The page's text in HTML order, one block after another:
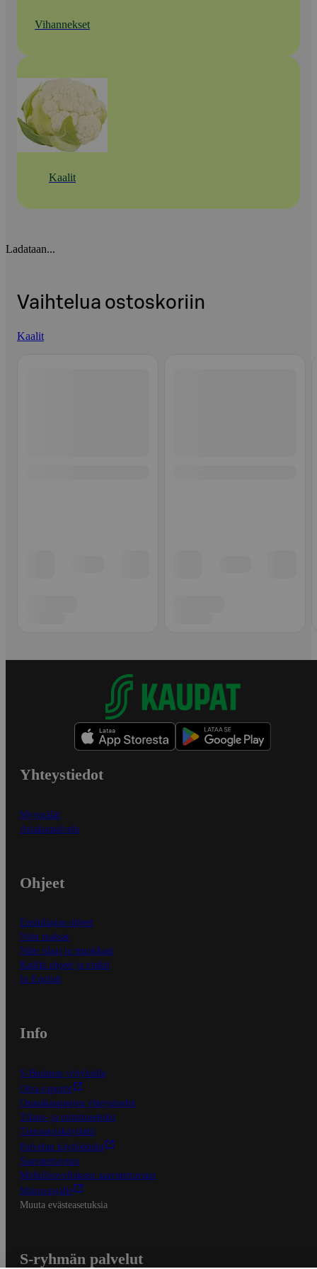
Vihannekset
Kaalit
Ladataan...
Vaihtelua ostoskoriin
Kaalit
Yhteystiedot
Myymälät
Asiakaspalvelu
Ohjeet
Ensitilaajan ohjeet
Näin maksat
Näin tilaat ja muokkaat
Kaikki ohjeet ja vinkit
In English
Info
S-Business yrityksille
Oiva-raportit
Osuuskauppojen yhteystiedot
Tilaus- ja toimitusehdot
Tietosuojakäytäntö
Palvelun käyttöehdot
Saavutettavuus
Mobiilisovelluksen saavutettavuus
Mainostajalle
Muuta evästeasetuksia
S-ryhmän palvelut